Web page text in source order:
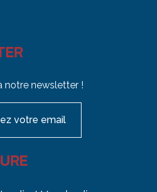
notre newsletter !
votre email